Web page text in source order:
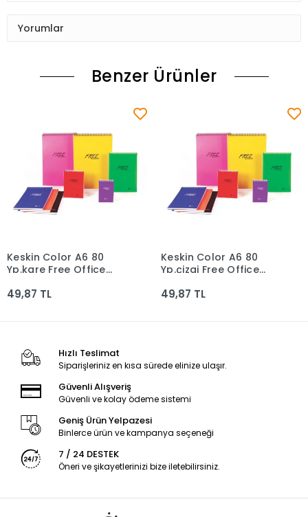
Yorumlar
Benzer Ürünler
Sepete Ekle
Keskin Color A6 80
Yp.kare Free Office
145212-99
49,87 TL
Sepete Ekle
Keskin Color A6 80
Yp.çizgi Free Office
99
49,87 TL
Hızlı Teslimat
Siparişleriniz en kısa sürede elinize ulaşır.
Güvenli Alışveriş
Güvenli ve kolay ödeme sistemi
Geniş Ürün Yelpazesi
Binlerce ürün ve kampanya seçeneği
7 / 24 DESTEK
Öneri ve şikayetlerinizi bize iletebilirsiniz.